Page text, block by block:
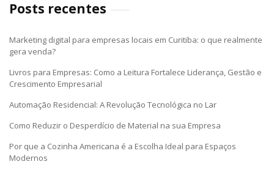
Posts recentes
Marketing digital para empresas locais em Curitiba: o que realmente
gera venda?
Livros para Empresas: Como a Leitura Fortalece Liderança, Gestão e
Crescimento Empresarial
Automação Residencial: A Revolução Tecnológica no Lar
Como Reduzir o Desperdício de Material na sua Empresa
Por que a Cozinha Americana é a Escolha Ideal para Espaços
Modernos